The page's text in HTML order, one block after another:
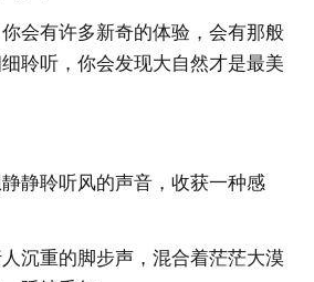
会有许多新奇的体验，会有那般
聆听，你会发现大自然才是最美
静聆听风的声音，收获一种感
沉重的脚步声，混合着茫茫大漠